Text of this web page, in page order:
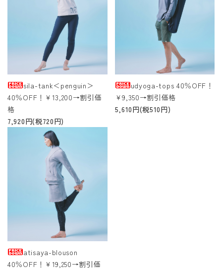
sila-tank＜penguin＞
40％OFF！￥13,200→割引価
格
7,920円(税720円)
udyoga-tops 40％OFF！
￥9,350→割引価格
5,610円(税510円)
atisaya-blouson
40％OFF！￥19,250→割引価